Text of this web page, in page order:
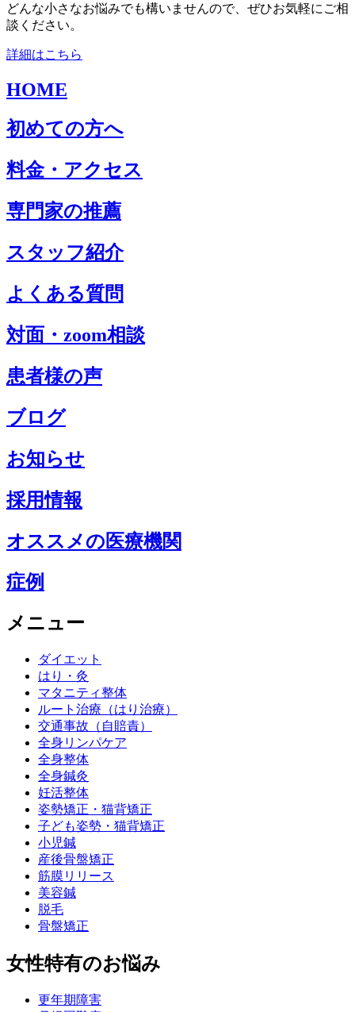
どんな小さなお悩みでも構いませんので、ぜひお気軽にご相
談ください。
詳細はこちら
HOME
初めての方へ
料金・アクセス
専門家の推薦
スタッフ紹介
よくある質問
対面・zoom相談
患者様の声
ブログ
お知らせ
採用情報
オススメの医療機関
症例
メニュー
ダイエット
はり・灸
マタニティ整体
ルート治療（はり治療）
交通事故（自賠責）
全身リンパケア
全身整体
全身鍼灸
妊活整体
姿勢矯正・猫背矯正
子ども姿勢・猫背矯正
小児鍼
産後骨盤矯正
筋膜リリース
美容鍼
脱毛
骨盤矯正
女性特有のお悩み
更年期障害